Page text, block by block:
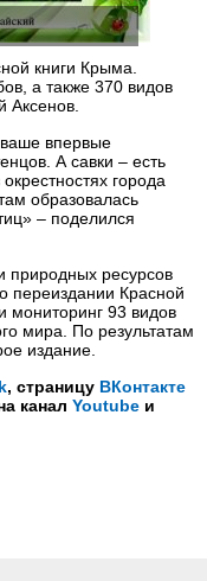
книги Крыма.
а также 370 видов
Аксенов.
впервые
А савки – есть
города
образовалась
– поделился
природных ресурсов
переиздании Красной
мониторинг 93 видов
мира. По результатам
издание.
, страницу ВКонтакте
канал Youtube и